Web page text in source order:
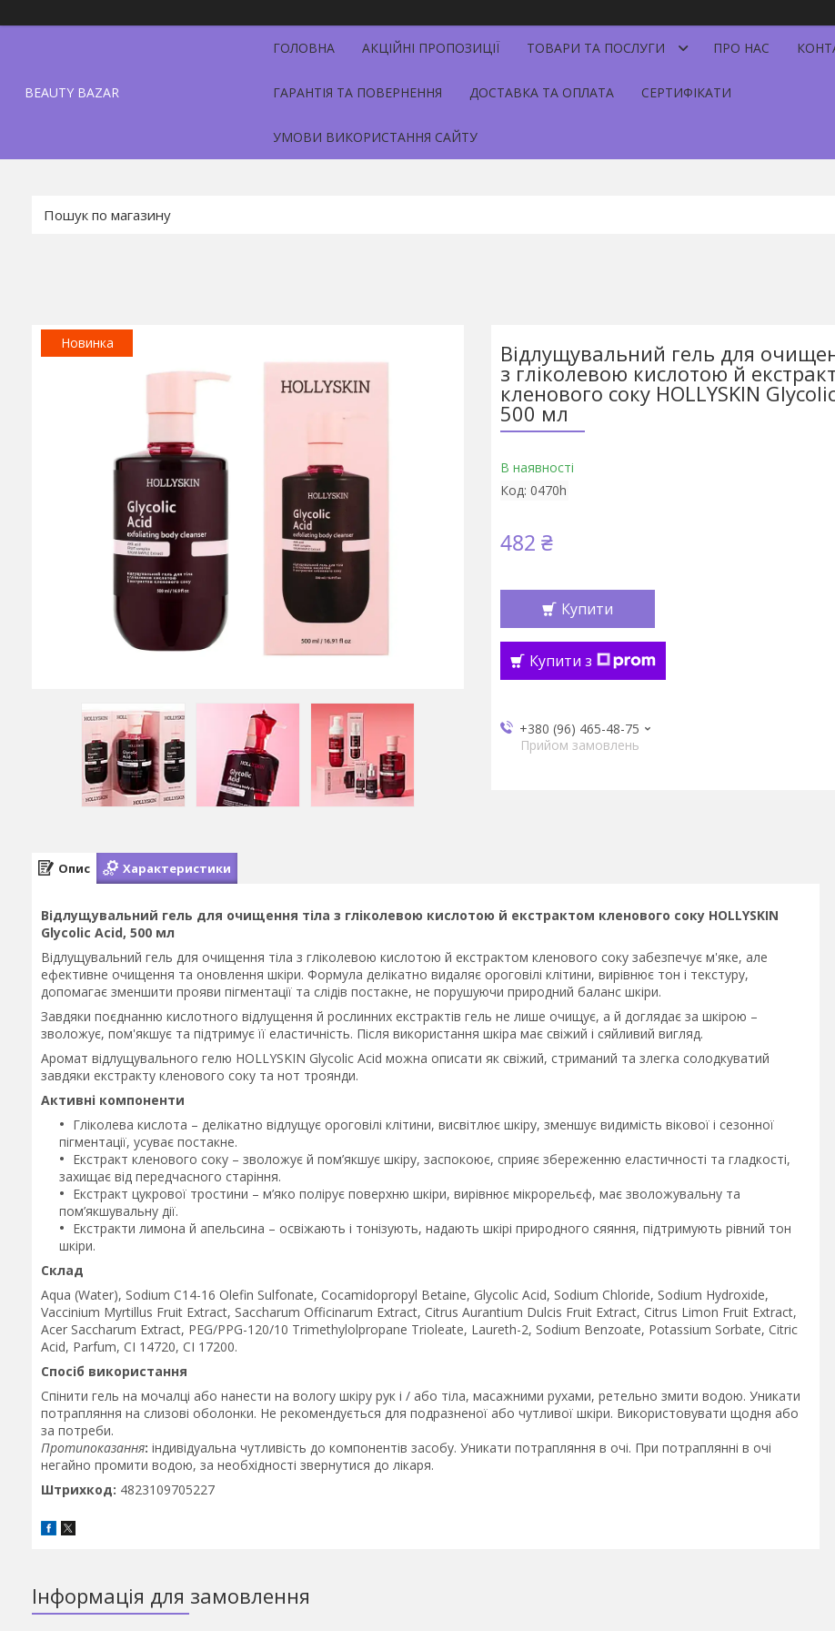
BEAUTY BAZAR
ГОЛОВНА АКЦІЙНІ ПРОПОЗИЦІЇ ТОВАРИ ТА ПОСЛУГИ ПРО НАС
ГАРАНТІЯ ТА ПОВЕРНЕННЯ ДОСТАВКА ТА ОПЛАТА СЕРТИФІКАТИ
УМОВИ ВИКОРИСТАННЯ САЙТУ
Новинка Відлущувальний гель для
з гліколевою кислотою й
кленового соку HOLLYSKIN
500 мл
В наявності
Код: 0470h
482 ₴
Купити
Купити з
+380 (96) 465-48-75
Прийом замовлень
Опис Характеристики
Відлущувальний гель для очищення тіла з гліколевою кислотою й екстрактом кленового соку HOLLYSKIN
Glycolic Acid, 500 мл
Відлущувальний гель для очищення тіла з гліколевою кислотою й екстрактом кленового соку забезпечує м'яке, але
ефективне очищення та оновлення шкіри. Формула делікатно видаляє ороговілі клітини, вирівнює тон і текстуру,
допомагає зменшити прояви пігментації та слідів постакне, не порушуючи природний баланс шкіри.
Завдяки поєднанню кислотного відлущення й рослинних екстрактів гель не лише очищує, а й доглядає за шкірою –
зволожує, пом'якшує та підтримує її еластичність. Після використання шкіра має свіжий і сяйливий вигляд.
Аромат відлущувального гелю HOLLYSKIN Glycolic Acid можна описати як свіжий, стриманий та злегка солодкуватий
завдяки екстракту кленового соку та нот троянди.
Активні компоненти
Гліколева кислота – делікатно відлущує ороговілі клітини, висвітлює шкіру, зменшує видимість вікової і сезонної
пігментації, усуває постакне.
Екстракт кленового соку – зволожує й пом’якшує шкіру, заспокоює, сприяє збереженню еластичності та гладкості,
захищає від передчасного старіння.
Екстракт цукрової тростини – м’яко полірує поверхню шкіри, вирівнює мікрорельєф, має зволожувальну та
пом’якшувальну дії.
Екстракти лимона й апельсина – освіжають і тонізують, надають шкірі природного сяяння, підтримують рівний тон
шкіри.
Склад
Aqua (Water), Sodium C14-16 Olefin Sulfonate, Cocamidopropyl Betaine, Glycolic Acid, Sodium Chloride, Sodium Hydroxide,
Vaccinium Myrtillus Fruit Extract, Saccharum Officinarum Extract, Citrus Aurantium Dulcis Fruit Extract, Citrus Limon Fruit Extract,
Acer Saccharum Extract, PEG/PPG-120/10 Trimethylolpropane Trioleate, Laureth-2, Sodium Benzoate, Potassium Sorbate, Citric
Acid, Parfum, CI 14720, CI 17200.
Спосіб використання
Спінити гель на мочалці або нанести на вологу шкіру рук і / або тіла, масажними рухами, ретельно змити водою. Уникати
потрапляння на слизові оболонки. Не рекомендується для подразненої або чутливої шкіри. Використовувати щодня або
за потреби.
Протипоказання: індивідуальна чутливість до компонентів засобу. Уникати потрапляння в очі. При потраплянні в очі
негайно промити водою, за необхідності звернутися до лікаря.
Штрихкод: 4823109705227
Інформація для замовлення